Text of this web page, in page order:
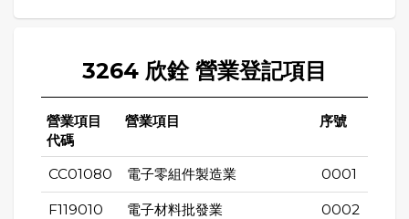
3264 欣銓 營業登記項目
營業項目
代碼
營業項目 序號
CC01080 電子零組件製造業 0001
F119010 電子材料批發業 0002